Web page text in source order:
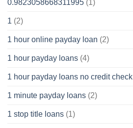
0.9823058668311995 (1)
1 (2)
1 hour online payday loan (2)
1 hour payday loans (4)
1 hour payday loans no credit check
1 minute payday loans (2)
1 stop title loans (1)